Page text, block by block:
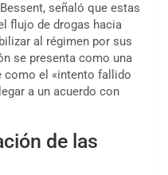
señaló que estas
flujo de drogas hacia
al régimen por sus
se presenta como una
como el «intento fallido
a un acuerdo con
de las